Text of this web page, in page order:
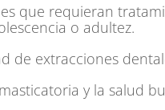
que requieran
o adultez.
de extracciones
y la salud